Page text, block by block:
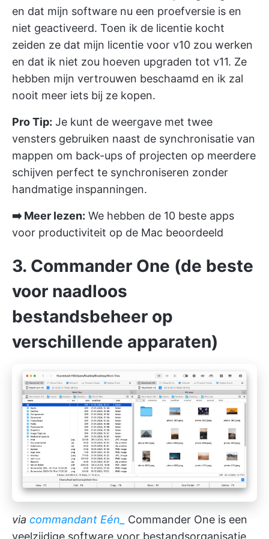
en dat mijn software nu een proefversie is en
niet geactiveerd. Toen ik de licentie kocht
zeiden ze dat mijn licentie voor v10 zou werken
en dat ik niet zou hoeven upgraden tot v11. Ze
hebben mijn vertrouwen beschaamd en ik zal
nooit meer iets bij ze kopen.
Pro Tip: Je kunt de weergave met twee
vensters gebruiken naast de synchronisatie van
mappen om back-ups of projecten op meerdere
schijven perfect te synchroniseren zonder
handmatige inspanningen.
➡️ Meer lezen: We hebben de 10 beste apps
voor productiviteit op de Mac beoordeeld
3. Commander One (de beste
voor naadloos
bestandsbeheer op
verschillende apparaten)
via commandant Eén_
Commander One is een
veelzijdige software voor bestandsorganisatie